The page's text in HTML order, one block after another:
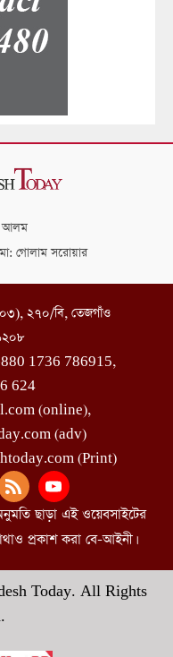
আলম
গোলাম সরোয়ার
২৭০/বি, তেজগাঁও
1736 786915,
624
(online),
(adv)
(Print)
ছাড়া এই ওয়েবসাইটের
প্রকাশ করা বে-আইনী।
Today. All Rights